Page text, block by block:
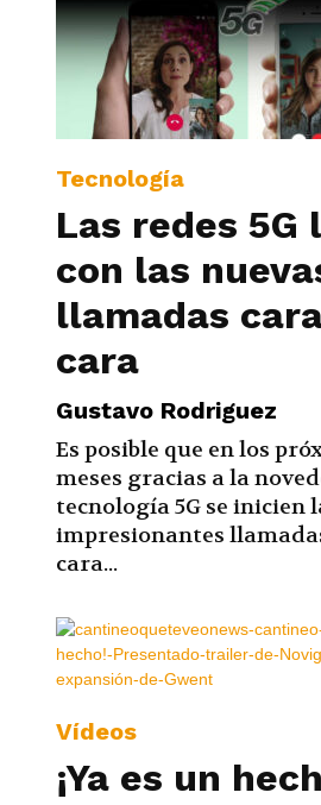
Tecnología
Las redes 5G
con las
llamadas
cara
Gustavo Rodriguez
Es posible que en los
meses gracias a la
tecnología 5G se inicien
impresionantes
cara...
Vídeos
¡Ya es un